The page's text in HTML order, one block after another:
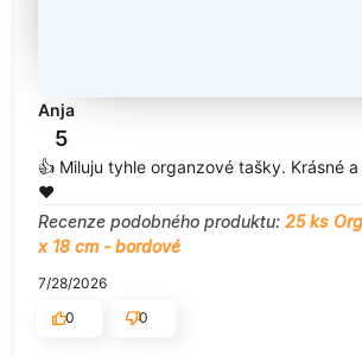
Anja
5
👍️ Miluju tyhle organzové tašky. Krásné
❤️
Recenze podobného produktu: 25 ks
x 18 cm - bordové
7/28/2026
0
0